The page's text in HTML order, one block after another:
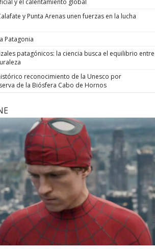
y el calentamiento global
y Punta Arenas unen fuerzas en la lucha
Patagonia
patagónicos: la ciencia busca el equilibrio entre
reconocimiento de la Unesco por
de la Biósfera Cabo de Hornos